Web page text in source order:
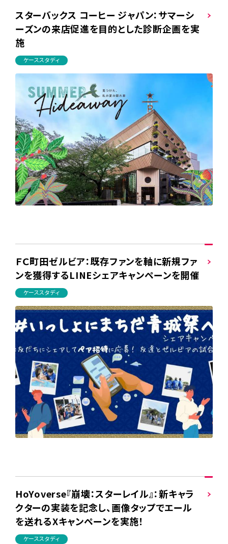
スターバックス コーヒー ジャパン：サマーシ
ーズンの来店促進を目的とした診断企画を実
施
ケーススタディ
ＦＣ町田ゼルビア：既存ファンを軸に新規ファ
ンを獲得するLINEシェアキャンペーンを開催
ケーススタディ
HoYoverse『崩壊：スターレイル』：新キャラ
クターの実装を記念し、画像タップでエール
を送れるXキャンペーンを実施！
ケーススタディ